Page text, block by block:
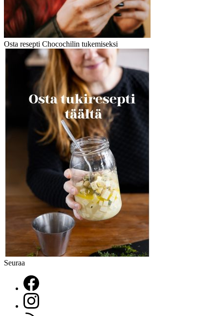
Osta resepti Chocochilin tukemiseksi
Seuraa